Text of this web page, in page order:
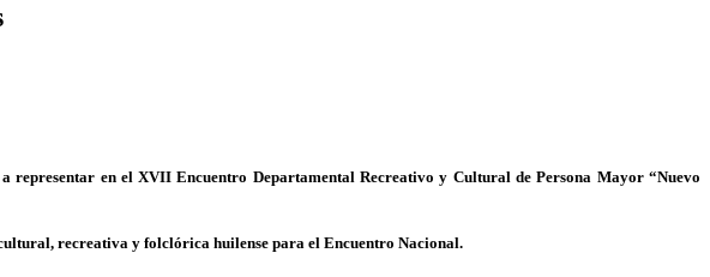
en el XVII Encuentro Departamental Recreativo y Cultural de Persona Mayor “Nuevo
recreativa y folclórica huilense para el Encuentro Nacional.